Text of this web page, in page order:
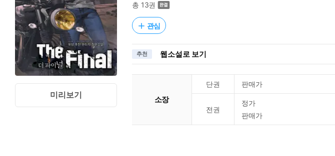
미리보기
총 13권
관심
추천 웹소설로 보기
소장
단권 판매가
전권
정가
판매가